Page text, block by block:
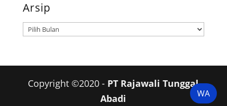
Arsip
Arsip
Copyright ©2020 - PT Rajawali Tunggal
Abadi
WA